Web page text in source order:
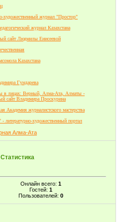
художественный журнал "Простор"
журнал Казахстана
сайт Людмилы Енисеевой
Казахстана
Гундарева
в лицах: Верный, Алма-Ата, Алматы -
сайт Владимира Проскурина
Академия журналистского мастерства
литературно-художественный портал
Алма-Ата
Статистика
Онлайн всего: 1
Гостей: 1
Пользователей: 0